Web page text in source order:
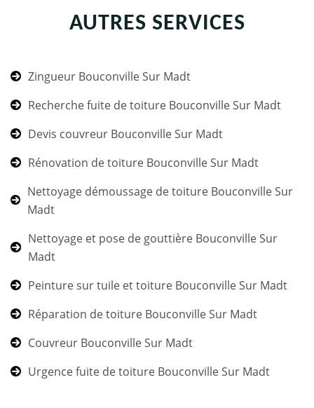
AUTRES SERVICES
Zingueur Bouconville Sur Madt
Recherche fuite de toiture Bouconville Sur Madt
Devis couvreur Bouconville Sur Madt
Rénovation de toiture Bouconville Sur Madt
Nettoyage démoussage de toiture Bouconville Sur
Madt
Nettoyage et pose de gouttière Bouconville Sur
Madt
Peinture sur tuile et toiture Bouconville Sur Madt
Réparation de toiture Bouconville Sur Madt
Couvreur Bouconville Sur Madt
Urgence fuite de toiture Bouconville Sur Madt